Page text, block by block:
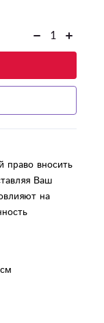
право вносить
Ваш
на